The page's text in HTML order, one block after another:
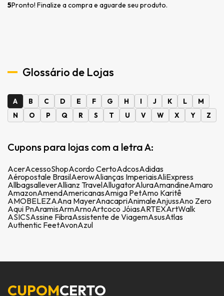
5Pronto! Finalize a compra e aguarde seu produto.
Glossário de Lojas
A B C D E F G H I J K L
M
N
O P Q R S T U V W X Y Z
Cupons para lojas com a letra A:
AcerAcessoShopAcordo CertoAdcosAdidas
Aéropostale BrasilAerowAlianças ImperiaisAliExpress
AllbagsalleverAllianz TravelAllugatorAluraAmandineAmaro
AmazonAmendAmericanasAmiga PetAmo Karitê
AMOBELEZAAna MayerAnacapriAnimaleAnjussAno Zero
Aqui PnAramisArmArnoArtcoco JóiasARTEXArtWalk
ASICSAssine FibraAssistente de ViagemAsusAtlas
Authentic FeetAvonAzul
CUPOMCERTO